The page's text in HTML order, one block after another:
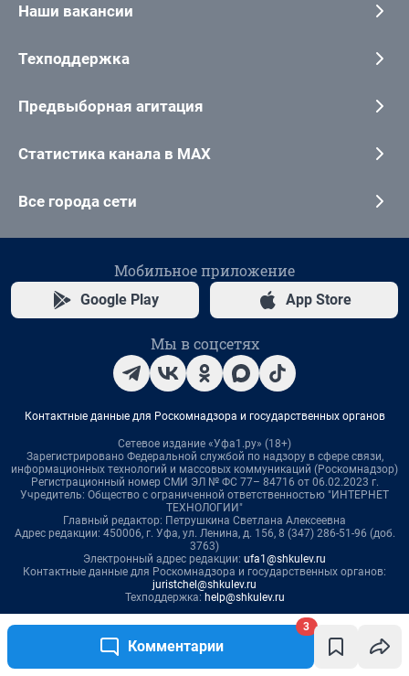
Комментарии
3